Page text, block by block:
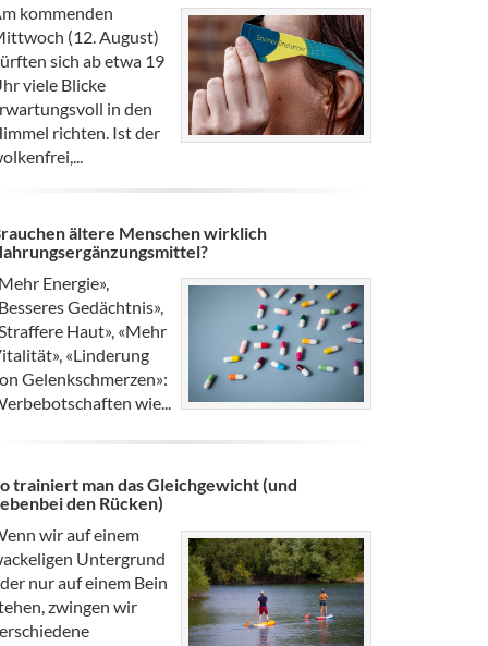
kommenden
(12. August)
sich ab etwa 19
viele Blicke
in den
richten. Ist der
ältere Menschen wirklich
Energie»,
Gedächtnis»,
Haut», «Mehr
«Linderung
Gelenkschmerzen»:
wie...
trainiert man das Gleichgewicht (und
den Rücken)
wir auf einem
Untergrund
nur auf einem Bein
zwingen wir